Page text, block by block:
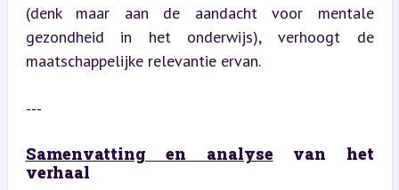
(denk maar aan de aandacht voor mentale
gezondheid in het onderwijs), verhoogt de
maatschappelijke relevantie ervan.
---
Samenvatting en analyse van het
verhaal